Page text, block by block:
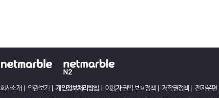
회사소개 약관보기 개인정보처리방침 이용자 권익 보호정책| 저작권정책| 전자우편